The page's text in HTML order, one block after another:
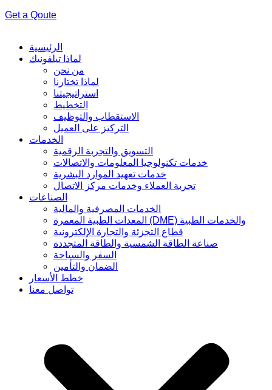
Get a Qoute
الرئيسية
لماذا تيلفونيك
من نحن
لماذا تختارنا
استراتيجيتنا
التخطيط
الاستقطاب والتوظيف
التركيز على العميل
الخدمات
التسويق والتجربة الرقمية
خدمات تكنولوجيا المعلومات والاتصالات
خدمات تعهيد الموارد البشرية
تجربة العملاء وخدمات مركز الاتصال
الصناعات
الخدمات المصرفية والمالية
المعدات الطبية المعمرة (DME) والخدمات الطبية
قطاع التجزئة والتجارة الإلكترونية
صناعة الطاقة الشمسية والطاقة المتجددة
السفر والسياحة
الضمان والتأمين
خطط الأسعار
تواصل معنا